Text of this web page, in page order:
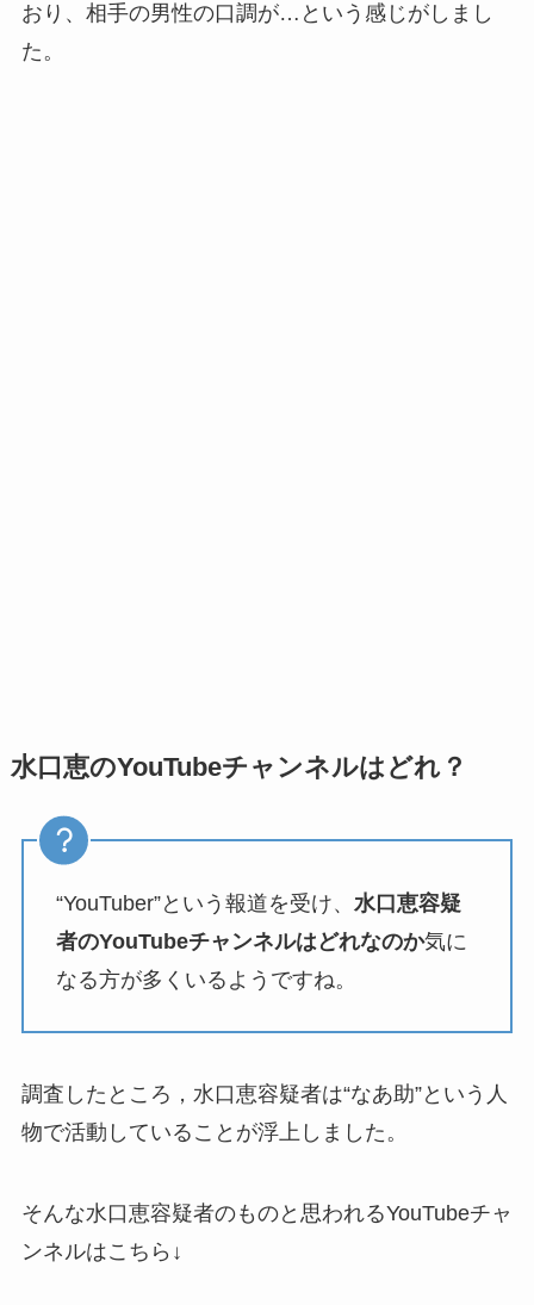
おり、相手の男性の口調が…という感じがしまし
た。
水口恵のYouTubeチャンネルはどれ？
“YouTuber”という報道を受け、 水口恵容疑
者のYouTubeチャンネルはどれなのか気に
なる方が多くいるようですね。
調査したところ，水口恵容疑者は“なあ助”という人
物で活動していることが浮上しました。
そんな水口恵容疑者のものと思われるYouTubeチャ
ンネルはこちら↓